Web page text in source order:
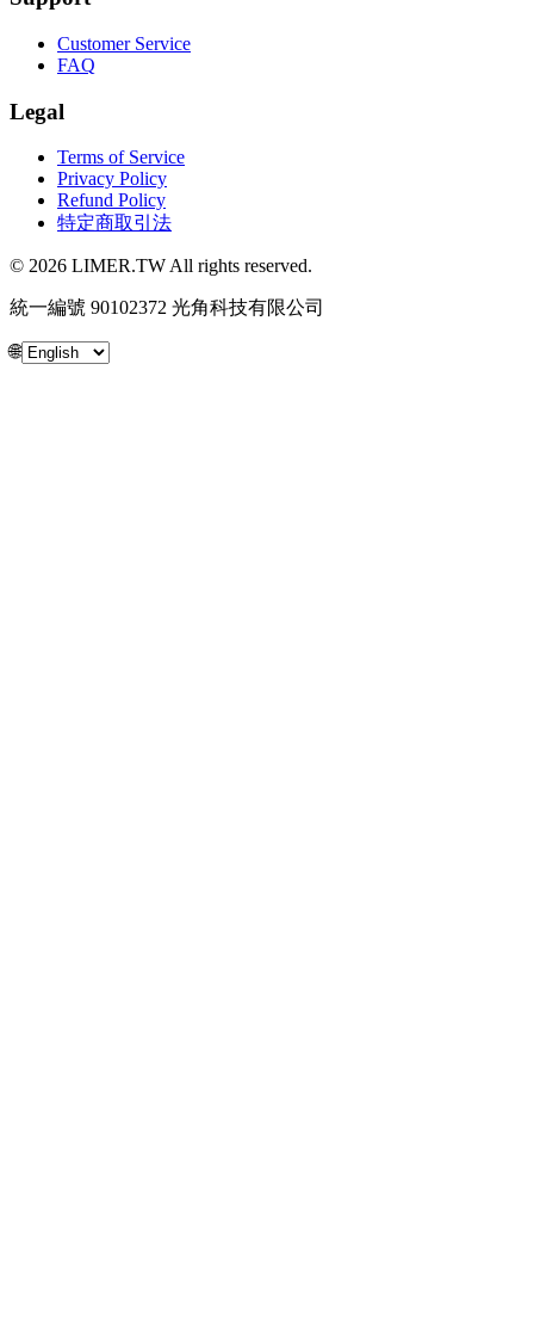
Customer Service
FAQ
Legal
Terms of Service
Privacy Policy
Refund Policy
特定商取引法
© 2026 LIMER.TW All rights reserved.
統一編號 90102372 光角科技有限公司
🌐